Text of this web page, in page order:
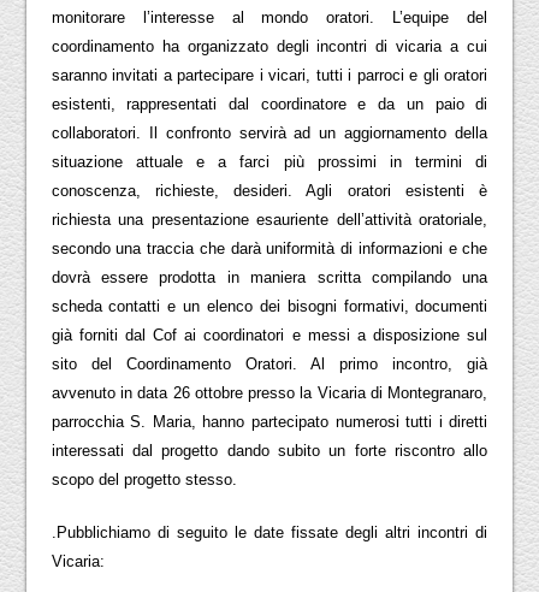
monitorare l’interesse al mondo oratori. L’equipe del
coordinamento ha organizzato degli incontri di vicaria a cui
saranno invitati a partecipare i vicari, tutti i parroci e gli oratori
esistenti, rappresentati dal coordinatore e da un paio di
collaboratori. Il confronto servirà ad un aggiornamento della
situazione attuale e a farci più prossimi in termini di
conoscenza, richieste, desideri. Agli oratori esistenti è
richiesta una presentazione esauriente dell’attività oratoriale,
secondo una traccia che darà uniformità di informazioni e che
dovrà essere prodotta in maniera scritta compilando una
scheda contatti e un elenco dei bisogni formativi, documenti
già forniti dal Cof ai coordinatori e messi a disposizione sul
sito del Coordinamento Oratori. Al primo incontro, già
avvenuto in data 26 ottobre presso la Vicaria di Montegranaro,
parrocchia S. Maria, hanno partecipato numerosi tutti i diretti
interessati dal progetto dando subito un forte riscontro allo
scopo del progetto stesso.
.Pubblichiamo di seguito le date fissate degli altri incontri di
Vicaria: